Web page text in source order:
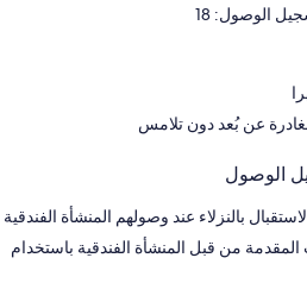
الوصول: 18
عن بُعد دون تلامس
الوصول
بالنزلاء عند وصولهم المنشأة الفندقية
من قبل المنشأة الفندقية باستخدام